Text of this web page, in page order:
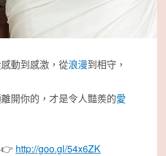
感動到感激，從浪漫到相守，
開你的，才是令人豔羨的愛
👉 http://goo.gl/54x6ZK